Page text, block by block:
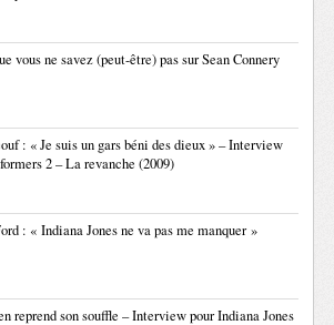
vous ne savez (peut-être) pas sur Sean Connery
: « Je suis un gars béni des dieux » – Interview
2 – La revanche (2009)
: « Indiana Jones ne va pas me manquer »
reprend son souffle – Interview pour Indiana Jones